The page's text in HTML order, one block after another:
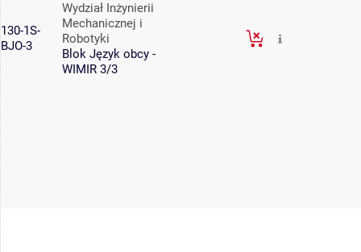
130-1S-
BJO-3
Wydział Inżynierii
Mechanicznej i
Robotyki
Blok Język obcy -
WIMIR 3/3